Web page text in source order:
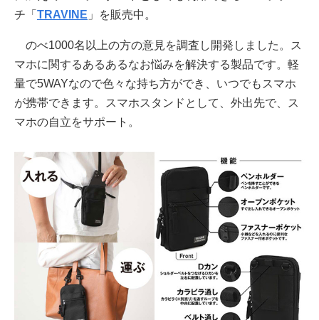
チ「 TRAVINE 」を販売中。
のべ1000名以上の方の意見を調査し開発しました。ス
マホに関するあるあるなお悩みを解決する製品です。軽
量で5WAYなので色々な持ち方ができ、いつでもスマホ
が携帯できます。スマホスタンドとして、外出先で、ス
マホの自立をサポート。